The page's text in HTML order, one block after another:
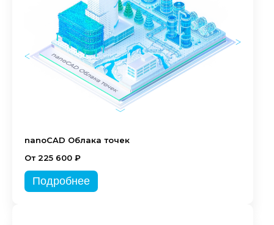
nanoCAD Облака точек
От 225 600 ₽
Подробнее